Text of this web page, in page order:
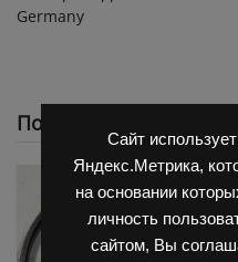
Сайт
Яндекс.Метрика,
на основании
личность
сайтом, Вы
Germany
Похожие